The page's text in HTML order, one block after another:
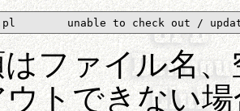
unable to check out / update
ファイル名
トできない